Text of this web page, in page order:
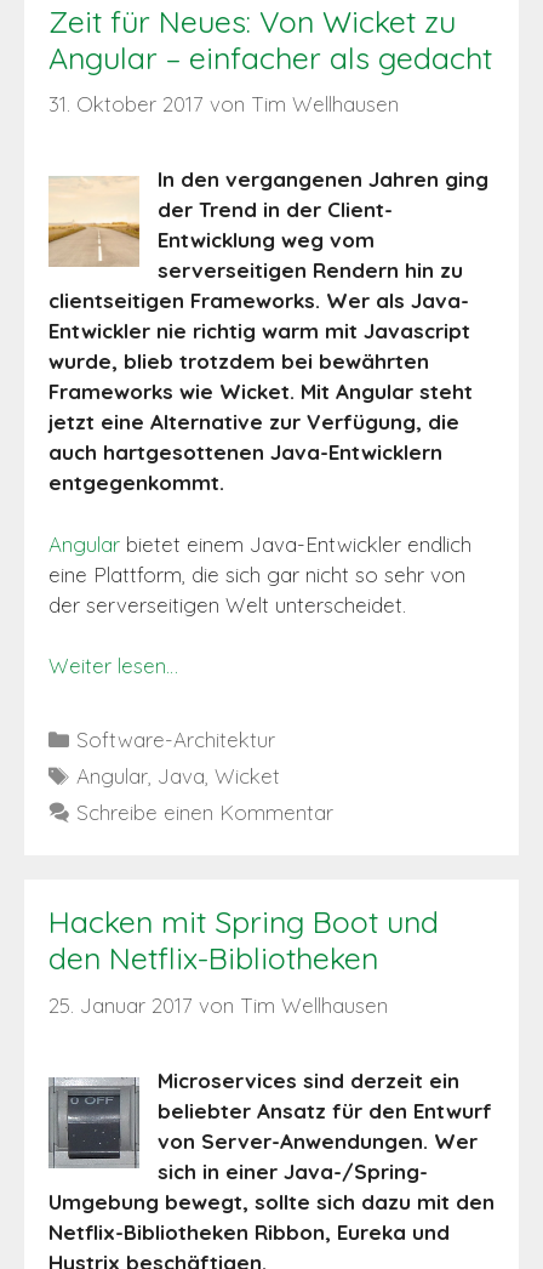
Zeit für Neues: Von Wicket zu
Angular – einfacher als gedacht
31. Oktober 2017 von Tim Wellhausen
In den vergangenen Jahren ging
der Trend in der Client-
Entwicklung weg vom
serverseitigen Rendern hin zu
clientseitigen Frameworks. Wer als Java-
Entwickler nie richtig warm mit Javascript
wurde, blieb trotzdem bei bewährten
Frameworks wie Wicket. Mit Angular steht
jetzt eine Alternative zur Verfügung, die
auch hartgesottenen Java-Entwicklern
entgegenkommt.
Angular bietet einem Java-Entwickler endlich
eine Plattform, die sich gar nicht so sehr von
der serverseitigen Welt unterscheidet.
Weiter lesen…
Kategorien
Software-Architektur
Schlagwörter
Angular Java ,Wicket
Schreibe einen Kommentar
Hacken mit Spring Boot und
den Netflix-Bibliotheken
25. Januar 2017 von Tim Wellhausen
Microservices sind derzeit ein
beliebter Ansatz für den Entwurf
von Server-Anwendungen. Wer
sich in einer Java-/Spring-
Umgebung bewegt, sollte sich dazu mit den
Netflix-Bibliotheken Ribbon, Eureka und
Hystrix beschäftigen.